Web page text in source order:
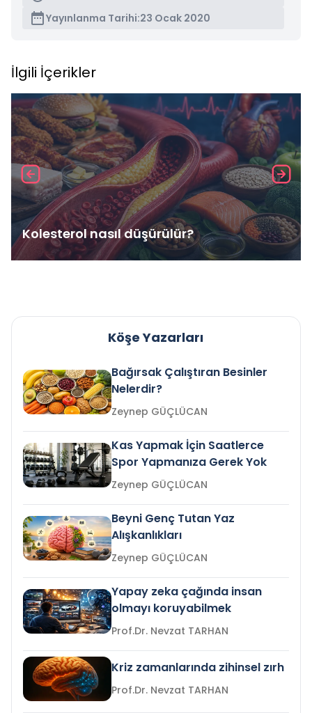
Yayınlanma Tarihi:23 Ocak 2020
İlgili İçerikler
Kolesterol nasıl düşürülür?
Köşe Yazarları
Bağırsak Çalıştıran Besinler
Nelerdir?
Zeynep GÜÇLÜCAN
Kas Yapmak İçin Saatlerce
Spor Yapmanıza Gerek Yok
Zeynep GÜÇLÜCAN
Beyni Genç Tutan Yaz
Alışkanlıkları
Zeynep GÜÇLÜCAN
Yapay zeka çağında insan
olmayı koruyabilmek
Prof.Dr. Nevzat TARHAN
Kriz zamanlarında zihinsel zırh
Prof.Dr. Nevzat TARHAN